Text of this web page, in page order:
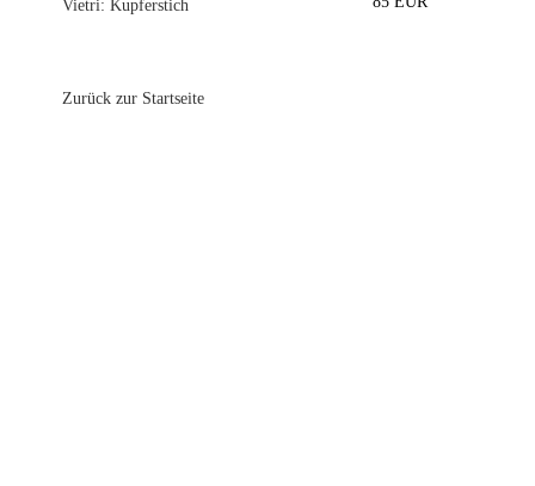
Vietri: Kupferstich
Zurück zur Startseite